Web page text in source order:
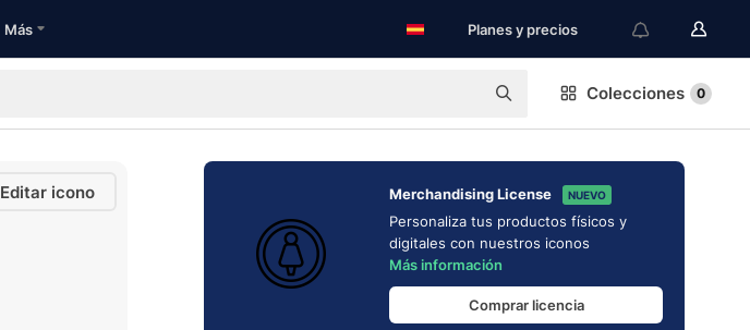
Más Planes y precios
Colecciones 0
Editar icono Merchandising License NUEVO
Personaliza tus productos físicos y
digitales con nuestros iconos
Más información
Comprar licencia